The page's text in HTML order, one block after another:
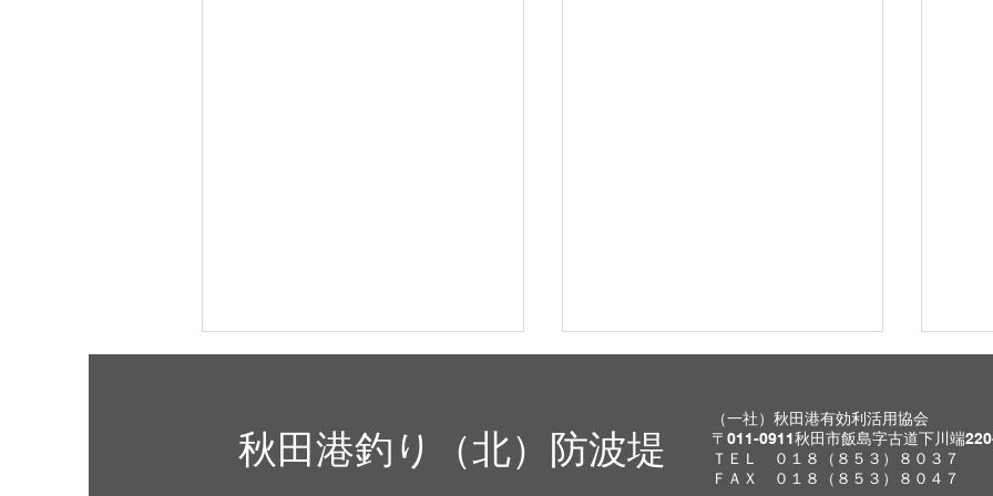
32度と気温が高くなる予報とな
っております。こまめに水分補給
明日開放いたします。天気は終日
曇り予報となっており、クロダイ
の釣果が期待できそうですね。
界が
ない
秋田港釣り（北）防波堤
（一社）秋田港有効利活用協会
〒011-0911秋田市飯島字古道下川端
ＴＥＬ ０１８（８５３）８０３７
ＦＡＸ ０１８（８５３）８０４７